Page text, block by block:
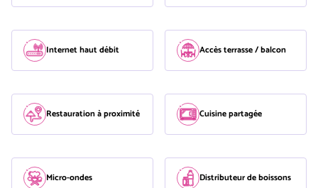
Internet haut débit Accès terrasse / balcon
Restauration à proximité Cuisine partagée
Micro-ondes Distributeur de boissons